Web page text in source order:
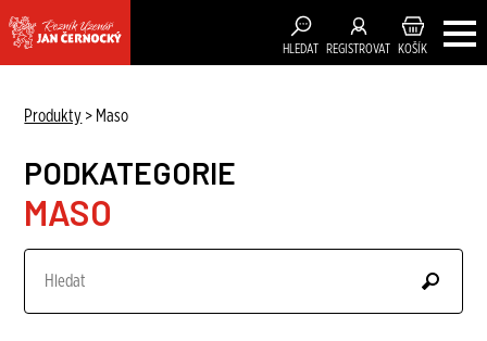
HLEDAT REGISTROVAT KOŠÍK
Produkty > Maso
PODKATEGORIE
MASO